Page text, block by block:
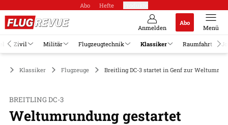
Abo Hefte
Anmelden
Abo
Menü
Zivil Militär Flugzeugtechnik Klassiker Raumfahrt
Klassiker Flugzeuge Breitling DC-3 startet in Genf zur
BREITLING DC-3
Weltumrundung gestartet